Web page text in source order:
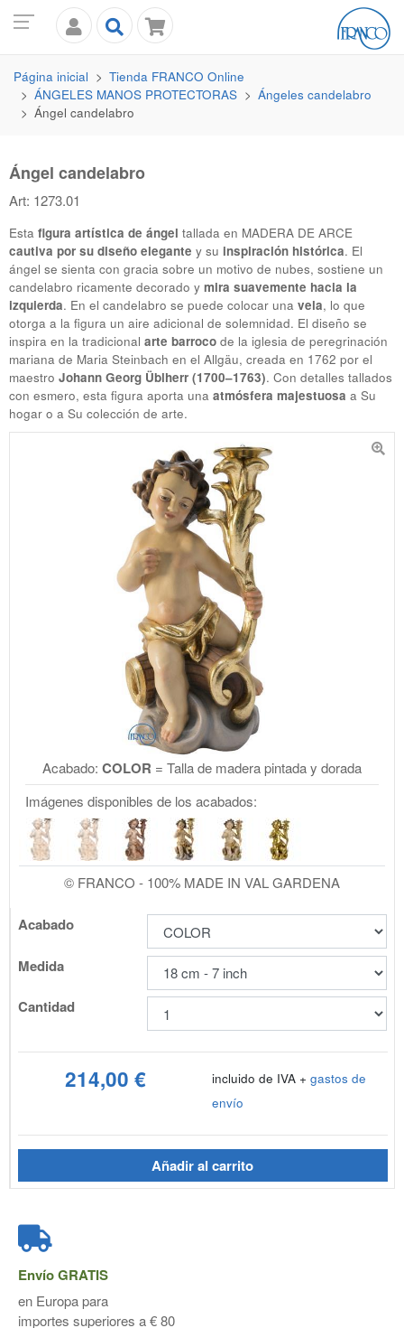
Página inicial Tienda FRANCO Online
ÁNGELES MANOS PROTECTORAS
Ángeles candelabro
Ángel candelabro
Ángel candelabro
Art: 1273.01
Esta figura artística de ángel tallada en MADERA DE ARCE
cautiva por su diseño elegante y su inspiración histórica. El
ángel se sienta con gracia sobre un motivo de nubes, sostiene un
candelabro ricamente decorado y mira suavemente hacia la
izquierda. En el candelabro se puede colocar una vela, lo que
otorga a la figura un aire adicional de solemnidad. El diseño se
inspira en la tradicional arte barroco de la iglesia de peregrinación
mariana de Maria Steinbach en el Allgäu, creada en 1762 por el
maestro Johann Georg Üblherr (1700–1763). Con detalles tallados
con esmero, esta figura aporta una atmósfera majestuosa a Su
hogar o a Su colección de arte.
Acabado: COLOR = Talla de madera pintada y dorada
Imágenes disponibles de los acabados:
© FRANCO - 100% MADE IN VAL GARDENA
Acabado
Medida
Cantidad
214,00 € incluido de IVA + gastos de
envío
Añadir al carrito
EnvíoGRATIS
en Europa para
importes superiores a € 80